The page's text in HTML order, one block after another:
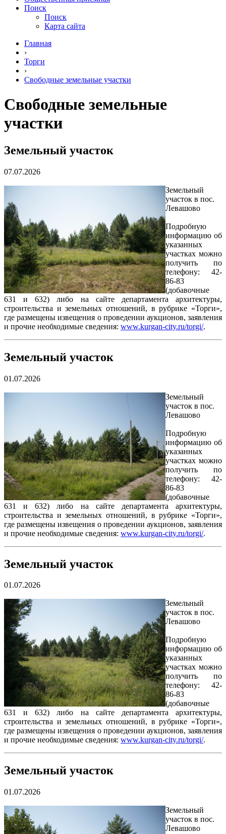
Поиск
Поиск
Карта сайта
Главная
›
Торги
›
Свободные земельные участки
Свободные земельные
участки
Земельный участок
07.07.2026
Земельный
участок в пос.
Левашово
Подробную
информацию об
указанных
участках можно
получить по
телефону: 42-
86-83
(добавочные
631 и 632) либо на сайте департамента архитектуры,
строительства и земельных отношений, в рубрике «Торги»,
где размещены извещения о проведении аукционов, заявления
и прочие необходимые сведения: www.kurgan-city.ru/torgi/.
Земельный участок
01.07.2026
Земельный
участок в пос.
Левашово
Подробную
информацию об
указанных
участках можно
получить по
телефону: 42-
86-83
(добавочные
631 и 632) либо на сайте департамента архитектуры,
строительства и земельных отношений, в рубрике «Торги»,
где размещены извещения о проведении аукционов, заявления
и прочие необходимые сведения: www.kurgan-city.ru/torgi/.
Земельный участок
01.07.2026
Земельный
участок в пос.
Левашово
Подробную
информацию об
указанных
участках можно
получить по
телефону: 42-
86-83
(добавочные
631 и 632) либо на сайте департамента архитектуры,
строительства и земельных отношений, в рубрике «Торги»,
где размещены извещения о проведении аукционов, заявления
и прочие необходимые сведения: www.kurgan-city.ru/torgi/.
Земельный участок
01.07.2026
Земельный
участок в пос.
Левашово